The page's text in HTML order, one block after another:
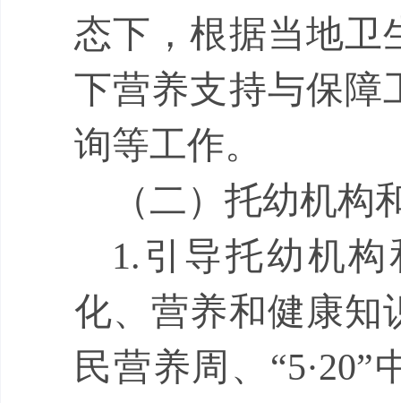
态下，根据当地卫
下营养支持与保障
询等工作。
（二）托幼机
1. 引导托幼机
化、营养和健康知
民营养周、 “5·20”